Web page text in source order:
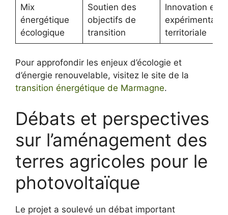
Mix
énergétique
écologique
Soutien des
objectifs de
transition
Innovation et
territoriale
Pour approfondir les enjeux d’écologie et
d’énergie renouvelable, visitez le site de la
transition énergétique de Marmagne.
Débats et perspectives
sur l’aménagement des
terres agricoles pour le
photovoltaïque
Le projet a soulevé un débat important